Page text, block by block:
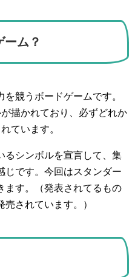
ーム？
を競うボードゲームです。
描かれており、必ずどれか
ています。
るシンボルを宣言して、集
じです。今回はスタンダー
ます。（発表されてるもの
されています。）